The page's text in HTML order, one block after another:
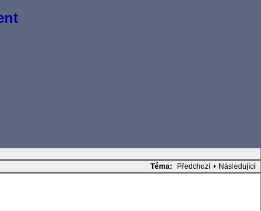
Téma:
Předchozí • Následující